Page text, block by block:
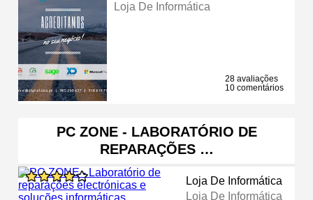
Loja De Informática
28 avaliações
10 comentários
PC ZONE - LABORATÓRIO DE
REPARAÇÕES …
Loja De Informática
Loja De Informática